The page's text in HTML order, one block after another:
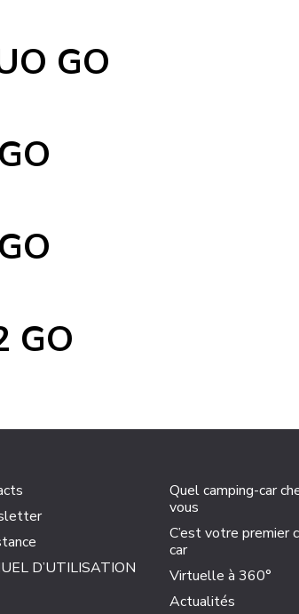
GO
GO
D’UTILISATION
Quel camping-car
vous
C’est votre premier
car
Virtuelle à 360°
Actualités